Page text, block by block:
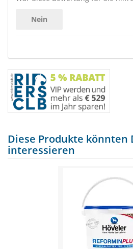
Nein
Diese Produkte könnten
interessieren